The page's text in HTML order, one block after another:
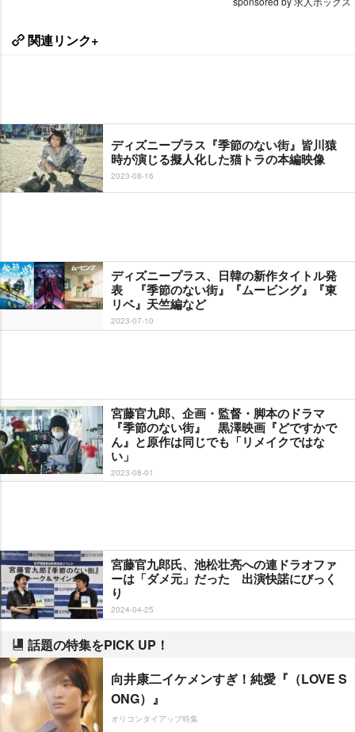
関連リンク+
ディズニープラス『季節のない街』皆川猿
時が演じる擬人化した猫トラの本編映像
2023-08-16
ディズニープラス、日韓の新作タイトル発
表 『季節のない街』『ムービング』『東
リベ』天竺編など
2023-07-10
宮藤官九郎、企画・監督・脚本のドラマ
『季節のない街』 黒澤映画『どですかで
ん』と原作は同じでも「リメイクではな
い」
2023-08-01
宮藤官九郎氏、池松壮亮への連ドラオファ
ーは「ダメ元」だった 出演快諾にびっく
り
2024-04-25
話題の特集をPICK UP！
向井康二イケメンすぎ！純愛『（LOVE S
ONG）』
オリコンタイアップ特集